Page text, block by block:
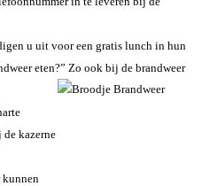
u uit voor een gratis lunch in hun
eten?” Zo ook bij de brandweer
kazerne
kunnen